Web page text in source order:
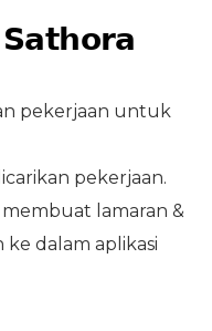
pekerjaan untuk
pekerjaan.
lamaran &
ke dalam aplikasi